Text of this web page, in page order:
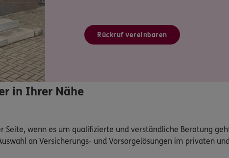
Rückruf vereinbaren
in Ihrer Nähe
wenn es um qualifizierte und verständliche Beratung
an Versicherungs- und Vorsorgelösungen im privaten